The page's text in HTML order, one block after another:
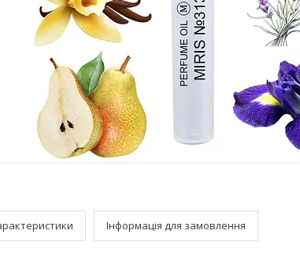
Інформація для замовлення